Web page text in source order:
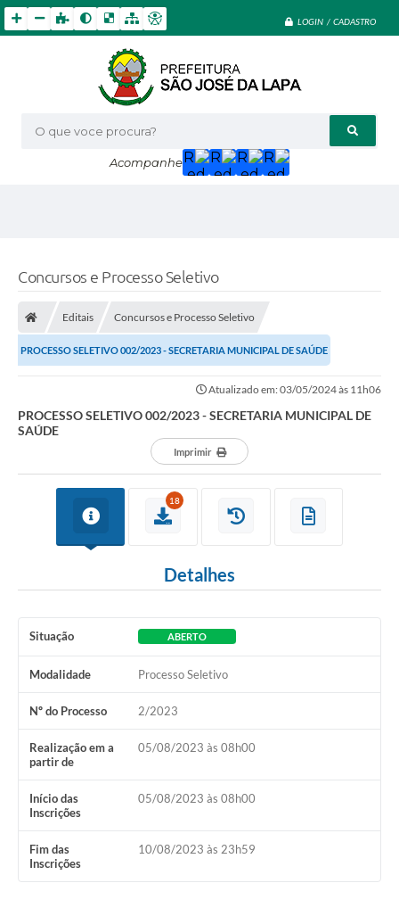
LOGIN / CADASTRO
O que voce procura?
Acompanhe
Concursos e Processo Seletivo
Editais Concursos e Processo Seletivo
PROCESSO SELETIVO 002/2023 - SECRETARIA MUNICIPAL DE SAÚDE
Atualizado em: 03/05/2024 às 11h06
PROCESSO SELETIVO 002/2023 - SECRETARIA MUNICIPAL DE
SAÚDE
Imprimir
18
Detalhes
Situação ABERTO
Modalidade Processo Seletivo
Nº do Processo 2/2023
Realização em a
partir de
05/08/2023 às 08h00
Início das
Inscrições
05/08/2023 às 08h00
Fim das
Inscrições
10/08/2023 às 23h59